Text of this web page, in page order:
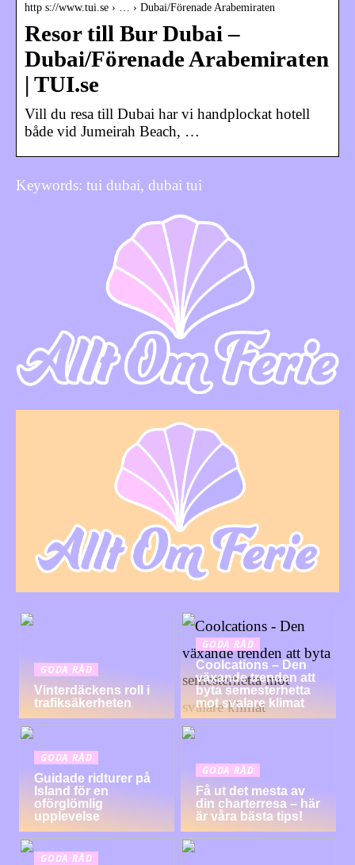
http s://www.tui.se › … › Dubai/Förenade Arabemiraten
Resor till Bur Dubai –
Dubai/Förenade Arabemiraten
| TUI.se
Vill du resa till Dubai har vi handplockat hotell
både vid Jumeirah Beach, …
Keywords: tui dubai, dubai tui
GODA RÅD
Vinterdäckens roll i
trafiksäkerheten
GODA RÅD
Coolcations – Den
växande trenden att
byta semesterhetta
mot svalare klimat
GODA RÅD
Guidade ridturer på
Island för en
oförglömlig
upplevelse
GODA RÅD
Få ut det mesta av
din charterresa – här
är våra bästa tips!
GODA RÅD